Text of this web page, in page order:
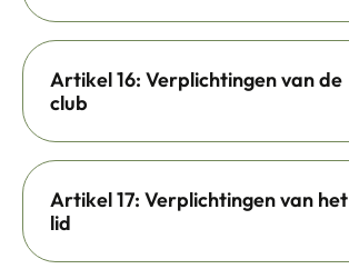
Artikel 16: Verplichtingen van de
club
Artikel 17: Verplichtingen van het
lid